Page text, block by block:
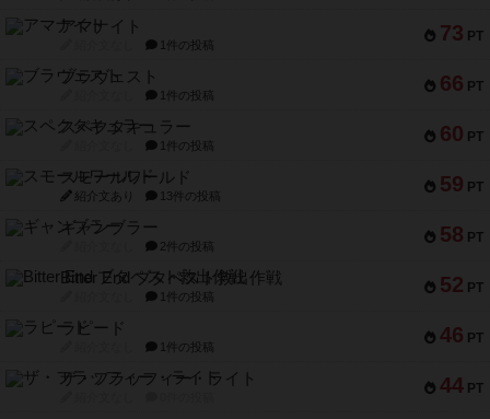
73 PT
アマナイト
1件の投稿
66 PT
ブラヴェスト
1件の投稿
60 PT
スペクタキュラー
1件の投稿
59 PT
スモールワールド
紹介文あり 13件の投稿
58 PT
ギャンブラー
2件の投稿
52 PT
Bitter End ブタペスト救出作戦
1件の投稿
46 PT
ラピード
1件の投稿
44 PT
ザ・フラッフィー・ライト